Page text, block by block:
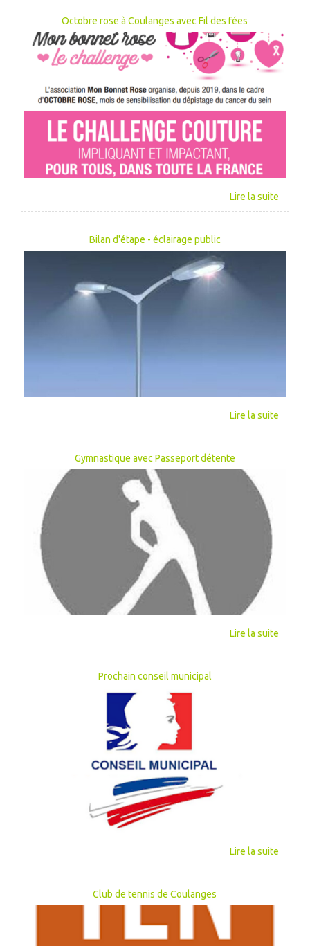
Octobre rose à Coulanges avec Fil des fées
Bilan d'étape - éclairage public
Gymnastique avec Passeport détente
Prochain conseil municipal
Club de tennis de Coulanges